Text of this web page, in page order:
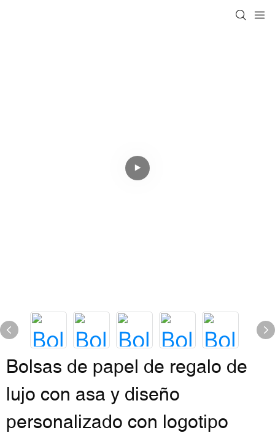
Bolsas de papel de regalo de
lujo con asa y diseño
personalizado con logotipo